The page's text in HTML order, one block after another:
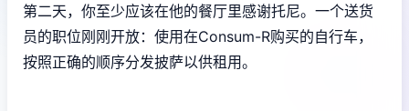
第二天，你至少应该在他的餐厅里感谢托尼。一个送货
员的职位刚刚开放：使用在Consum-R购买的自行车，
按照正确的顺序分发披萨以供租用。